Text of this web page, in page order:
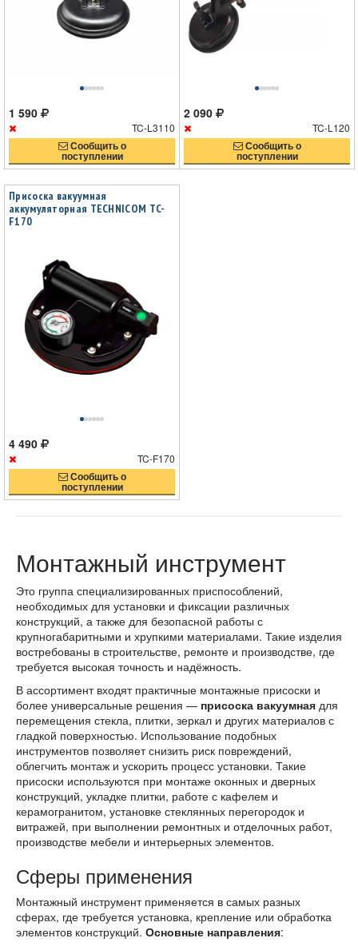
1 590
TC-L3110
Сообщить о
поступлении
2 090
TC-L120
Сообщить о
поступлении
Присоска вакуумная
аккумуляторная TECHNICOM TC-
F170
4 490
TC-F170
Сообщить о
поступлении
Монтажный инструмент
Это группа специализированных приспособлений,
необходимых для установки и фиксации различных
конструкций, а также для безопасной работы с
крупногабаритными и хрупкими материалами. Такие изделия
востребованы в строительстве, ремонте и производстве, где
требуется высокая точность и надёжность.
В ассортимент входят практичные монтажные присоски и
более универсальные решения — присоска вакуумная для
перемещения стекла, плитки, зеркал и других материалов с
гладкой поверхностью. Использование подобных
инструментов позволяет снизить риск повреждений,
облегчить монтаж и ускорить процесс установки. Такие
присоски используются при монтаже оконных и дверных
конструкций, укладке плитки, работе с кафелем и
керамогранитом, установке стеклянных перегородок и
витражей, при выполнении ремонтных и отделочных работ,
производстве мебели и интерьерных элементов.
Сферы применения
Монтажный инструмент применяется в самых разных
сферах, где требуется установка, крепление или обработка
элементов конструкций. Основные направления: